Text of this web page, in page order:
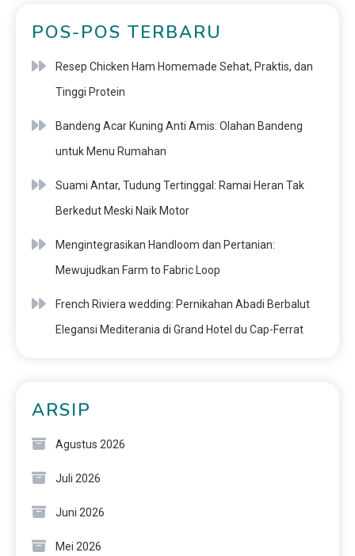
POS-POS TERBARU
Resep Chicken Ham Homemade Sehat, Praktis, dan
Tinggi Protein
Bandeng Acar Kuning Anti Amis: Olahan Bandeng
untuk Menu Rumahan
Suami Antar, Tudung Tertinggal: Ramai Heran Tak
Berkedut Meski Naik Motor
Mengintegrasikan Handloom dan Pertanian:
Mewujudkan Farm to Fabric Loop
French Riviera wedding: Pernikahan Abadi Berbalut
Elegansi Mediterania di Grand Hotel du Cap-Ferrat
ARSIP
Agustus 2026
Juli 2026
Juni 2026
Mei 2026